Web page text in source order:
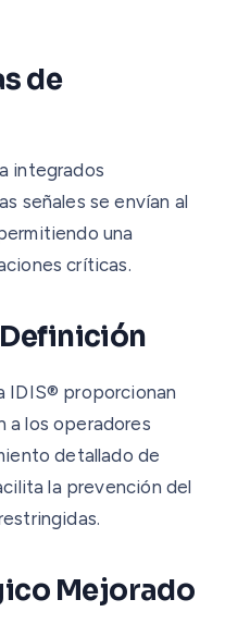
de
integrados
señales se envían al
una
críticas.
IDIS® proporcionan
a los operadores
detallado de
la prevención del
Mejorado